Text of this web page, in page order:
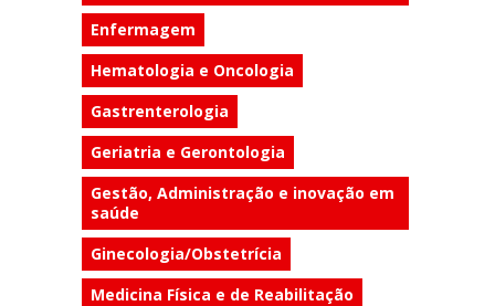
Enfermagem
Hematologia e Oncologia
Gastrenterologia
Geriatria e Gerontologia
Gestão, Administração e inovação em
saúde
Ginecologia/Obstetrícia
Medicina Física e de Reabilitação